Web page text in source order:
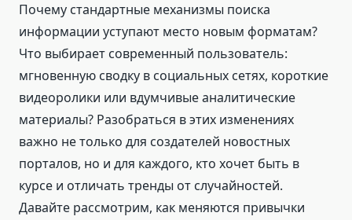
Почему стандартные механизмы поиска
информации уступают место новым форматам?
Что выбирает современный пользователь:
мгновенную сводку в социальных сетях, короткие
видеоролики или вдумчивые аналитические
материалы? Разобраться в этих изменениях
важно не только для создателей новостных
порталов, но и для каждого, кто хочет быть в
курсе и отличать тренды от случайностей.
Давайте рассмотрим, как меняются привычки